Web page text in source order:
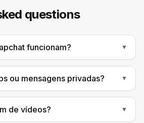
questions
funcionam? ▼
ou mensagens privadas? ▼
de vídeos? ▼